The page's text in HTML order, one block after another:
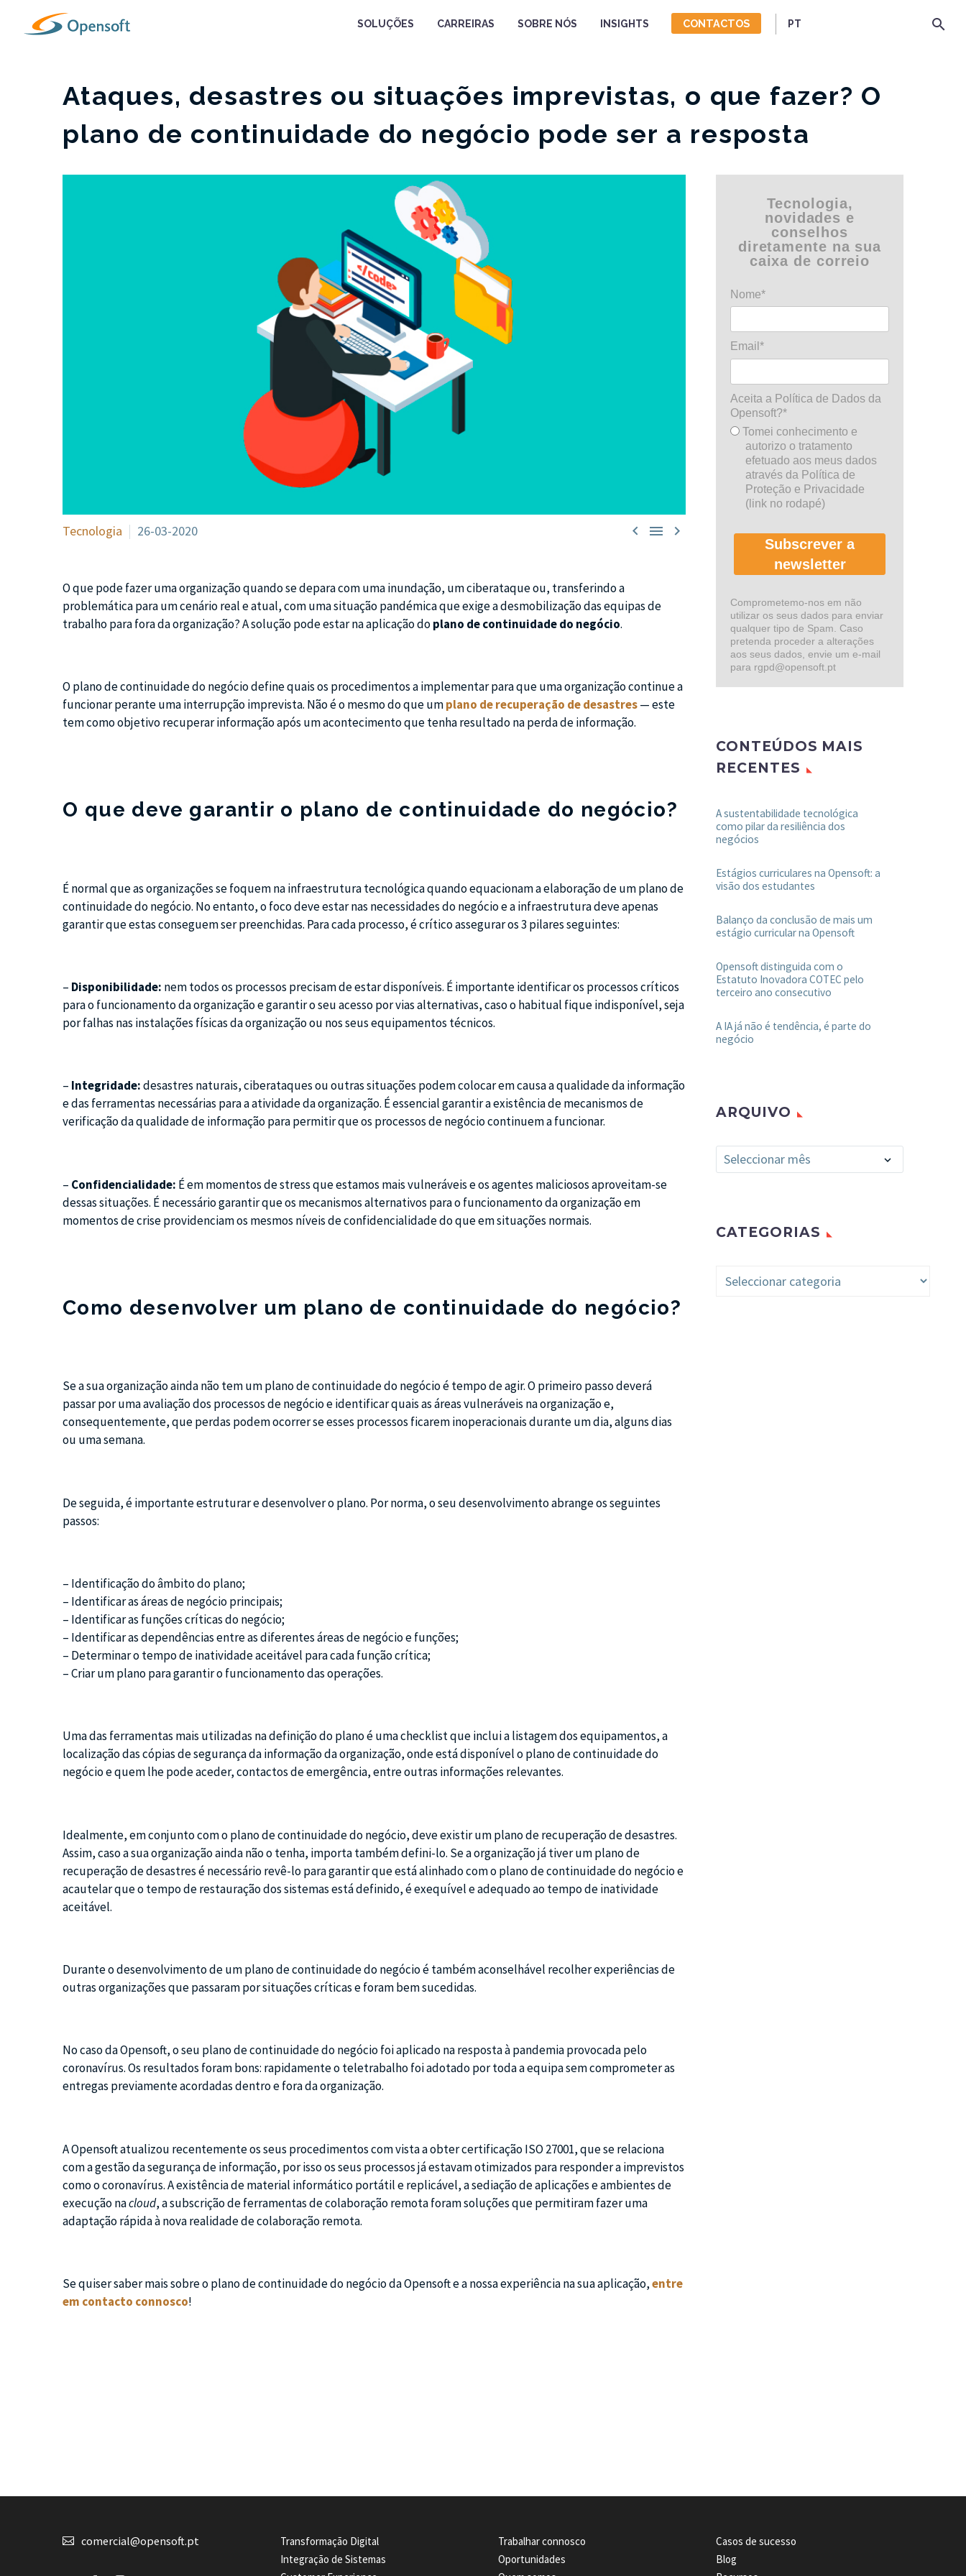
SOLUÇÕES CARREIRAS SOBRE NÓS INSIGHTS CONTACTOS PT
Ataques, desastres ou situações imprevistas, o que fazer? O
plano de continuidade do negócio pode ser a resposta
  
Tecnologia 26-03-2020
O que pode fazer uma organização quando se depara com uma inundação, um ciberataque ou, transferindo a
problemática para um cenário real e atual, com uma situação pandémica que exige a desmobilização das equipas de
trabalho para fora da organização? A solução pode estar na aplicação doplano de continuidade do negócio.
O plano de continuidade do negócio define quais os procedimentos a implementar para que uma organização continue a
funcionar perante uma interrupção imprevista. Não é o mesmo do que umplano de recuperação de desastres— este
tem como objetivo recuperar informação após um acontecimento que tenha resultado na perda de informação.
O que deve garantir o plano de continuidade do negócio?
É normal que as organizações se foquem na infraestrutura tecnológica quando equacionam a elaboração de um plano de
continuidade do negócio. No entanto, o foco deve estar nas necessidades do negócio e a infraestrutura deve apenas
garantir que estas conseguem ser preenchidas. Para cada processo, é crítico assegurar os 3 pilares seguintes:
– Disponibilidade: nem todos os processos precisam de estar disponíveis. É importante identificar os processos críticos
para o funcionamento da organização e garantir o seu acesso por vias alternativas, caso o habitual fique indisponível, seja
por falhas nas instalações físicas da organização ou nos seus equipamentos técnicos.
– Integridade:desastres naturais, ciberataques ou outras situações podem colocar em causa a qualidade da informação
e das ferramentas necessárias para a atividade da organização. É essencial garantir a existência de mecanismos de
verificação da qualidade de informação para permitir que os processos de negócio continuem a funcionar.
– Confidencialidade: É em momentos de stress que estamos mais vulneráveis e os agentes maliciosos aproveitam-se
dessas situações. É necessário garantir que os mecanismos alternativos para o funcionamento da organização em
momentos de crise providenciam os mesmos níveis de confidencialidade do que em situações normais.
Como desenvolver um plano de continuidade do negócio?
Se a sua organização ainda não tem um plano de continuidade do negócio é tempo de agir. O primeiro passo deverá
passar por uma avaliação dos processos de negócio e identificar quais as áreas vulneráveis na organização e,
consequentemente, que perdas podem ocorrer se esses processos ficarem inoperacionais durante um dia, alguns dias
ou uma semana.
De seguida, é importante estruturar e desenvolver o plano. Por norma, o seu desenvolvimento abrange os seguintes
passos:
– Identificação do âmbito do plano;
– Identificar as áreas de negócio principais;
– Identificar as funções críticas do negócio;
– Identificar as dependências entre as diferentes áreas de negócio e funções;
– Determinar o tempo de inatividade aceitável para cada função crítica;
– Criar um plano para garantir o funcionamento das operações.
Uma das ferramentas mais utilizadas na definição do plano é uma checklist que inclui a listagem dos equipamentos, a
localização das cópias de segurança da informação da organização, onde está disponível o plano de continuidade do
negócio e quem lhe pode aceder, contactos de emergência, entre outras informações relevantes.
Idealmente, em conjunto com o plano de continuidade do negócio, deve existir um plano de recuperação de desastres.
Assim, caso a sua organização ainda não o tenha, importa também defini-lo. Se a organização já tiver um plano de
recuperação de desastres é necessário revê-lo para garantir que está alinhado com o plano de continuidade do negócio e
acautelar que o tempo de restauração dos sistemas está definido, é exequível e adequado ao tempo de inatividade
aceitável.
Durante o desenvolvimento de um plano de continuidade do negócio é também aconselhável recolher experiências de
outras organizações que passaram por situações críticas e foram bem sucedidas.
No caso da Opensoft, o seu plano de continuidade do negócio foi aplicado na resposta à pandemia provocada pelo
coronavírus. Os resultados foram bons: rapidamente o teletrabalho foi adotado por toda a equipa sem comprometer as
entregas previamente acordadas dentro e fora da organização.
A Opensoft atualizou recentemente os seus procedimentos com vista a obter certificação ISO 27001, que se relaciona
com a gestão da segurança de informação, por isso os seus processos já estavam otimizados para responder a imprevistos
como o coronavírus. A existência de material informático portátil e replicável, a sediação de aplicações e ambientes de
execução nacloud, a subscrição de ferramentas de colaboração remota foram soluções que permitiram fazer uma
adaptação rápida à nova realidade de colaboração remota.
Se quiser saber mais sobre o plano de continuidade do negócio da Opensoft e a nossa experiência na sua aplicação,entre
em contacto connosco!
Tecnologia,
novidades e
conselhos
diretamente na sua
caixa de correio
Nome*
Email*
Aceita a Política de Dados da
Opensoft?*
Tomei conhecimento e
autorizo o tratamento
efetuado aos meus dados
através da Política de
Proteção e Privacidade
(link no rodapé)
Subscrever a
newsletter
Comprometemo-nos em não
utilizar os seus dados para enviar
qualquer tipo de Spam. Caso
pretenda proceder a alterações
aos seus dados, envie um e-mail
para rgpd@opensoft.pt
CONTEÚDOS MAIS
RECENTES
A sustentabilidade tecnológica
como pilar da resiliência dos
negócios
Estágios curriculares na Opensoft: a
visão dos estudantes
Balanço da conclusão de mais um
estágio curricular na Opensoft
Opensoft distinguida com o
Estatuto Inovadora COTEC pelo
terceiro ano consecutivo
A IA já não é tendência, é parte do
negócio
ARQUIVO
Arquivo
Seleccionar mês
CATEGORIAS
Categorias

 comercial@opensoft.pt
Transformação Digital
Integração de Sistemas
Trabalhar connosco
Oportunidades
Casos de sucesso
Blog